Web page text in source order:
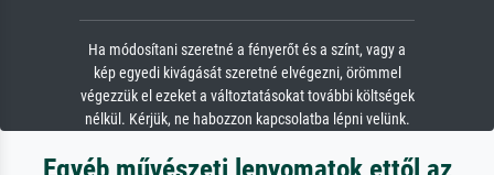
Ha módosítani szeretné a fényerőt és a színt, vagy a
kép egyedi kivágását szeretné elvégezni, örömmel
végezzük el ezeket a változtatásokat további költségek
nélkül. Kérjük, ne habozzon kapcsolatba lépni velünk.